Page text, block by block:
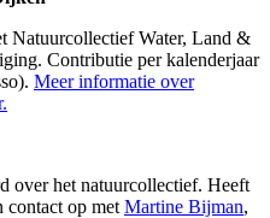
Natuurcollectief Water, Land &
Contributie per kalenderjaar
Meer informatie over
over het natuurcollectief. Heeft
contact op met Martine Bijman,